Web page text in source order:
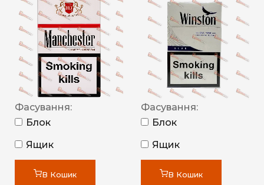
Фасування:
Блок
Ящик
В Кошик
Фасування:
Блок
Ящик
В Кошик